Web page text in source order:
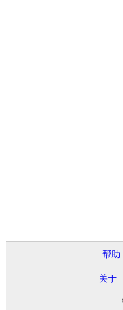
帮助
关于